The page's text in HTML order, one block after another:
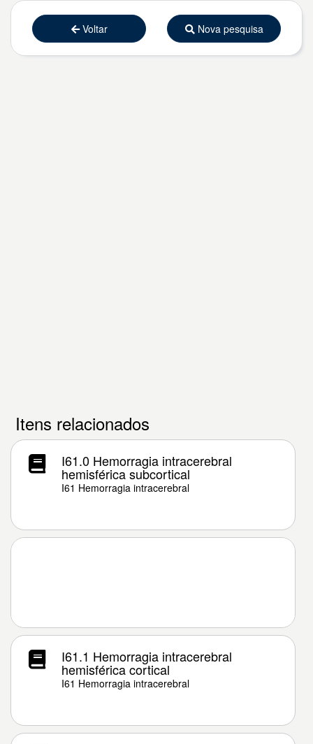
Voltar Nova pesquisa
Itens relacionados
I61.0 Hemorragia intracerebral
hemisférica subcortical
I61 Hemorragia intracerebral
I61.1 Hemorragia intracerebral
hemisférica cortical
I61 Hemorragia intracerebral